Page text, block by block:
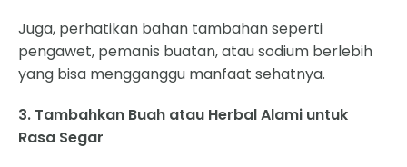
Juga, perhatikan bahan tambahan seperti
pengawet, pemanis buatan, atau sodium berlebih
yang bisa mengganggu manfaat sehatnya.
3. Tambahkan Buah atau Herbal Alami untuk
Rasa Segar